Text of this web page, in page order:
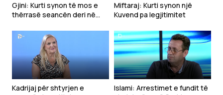
Gjini: Kurti synon të mos e
thërrasë seancën deri në
Miftaraj: Kurti synon një
Kuvend pa legjitimitet
Kadrijaj për shtyrjen e
Islami: Arrestimet e fundit të